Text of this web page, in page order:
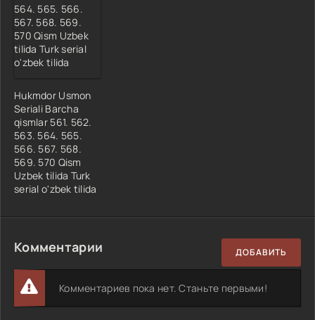
Hukmdor Usmon
Seriali Barcha
qismlar 561. 562.
563. 564. 565.
566. 567. 568.
569. 570 Qism
Uzbek tilida Turk
serial o'zbek tilida
Комментарии ДОБАВИТЬ
Комментариев пока нет. Станьте первыми!